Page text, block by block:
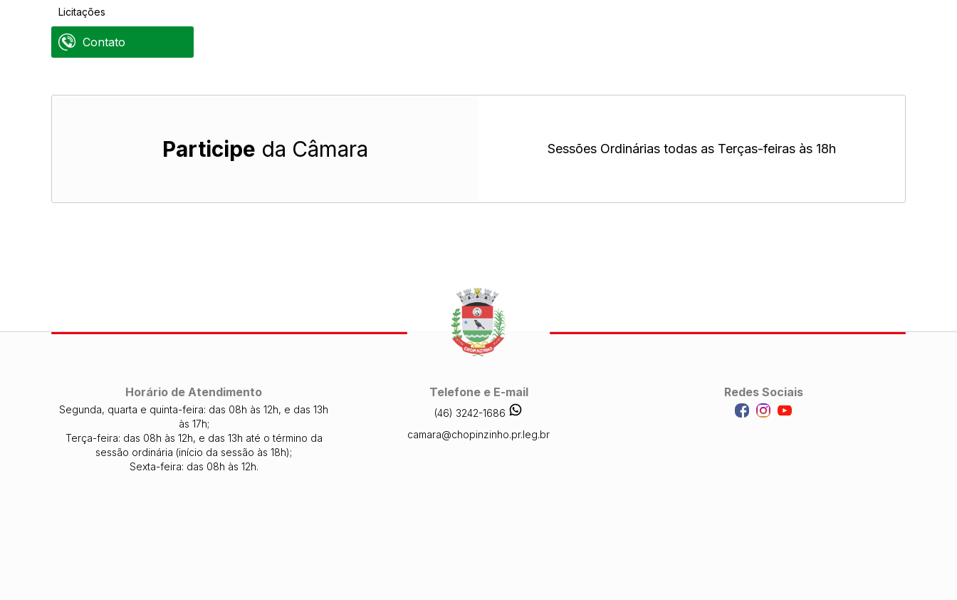
Licitações
Contato
Participe da Câmara Sessões Ordinárias todas as Terças-feiras às 18h
Horário de Atendimento
Segunda, quarta e quinta-feira: das 08h às 12h, e das 13h
às 17h;
Terça-feira: das 08h às 12h, e das 13h até o término da
sessão ordinária (início da sessão às 18h);
Sexta-feira: das 08h às 12h.
Telefone e E-mail
(46) 3242-1686
camara@chopinzinho.pr.leg.br
Redes Sociais